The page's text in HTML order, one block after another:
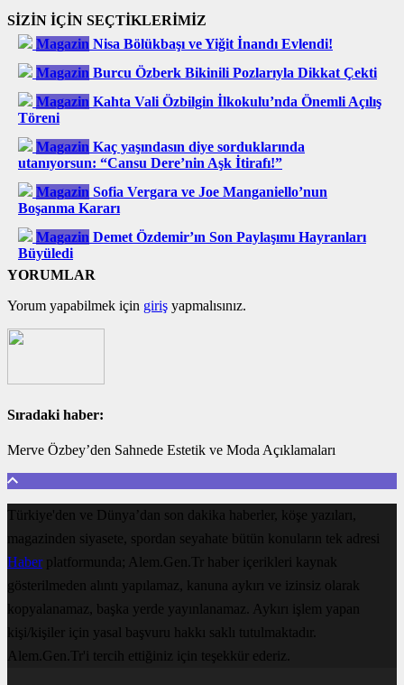
SİZİN İÇİN SEÇTİKLERİMİZ
Magazin Nisa Bölükbaşı ve Yiğit İnandı Evlendi!
Magazin Burcu Özberk Bikinili Pozlarıyla Dikkat Çekti
Magazin Kahta Vali Özbilgin İlkokulu’nda Önemli Açılış
Töreni
Magazin Kaç yaşındasın diye sorduklarında
utanıyorsun: “Cansu Dere’nin Aşk İtirafı!”
Magazin Sofia Vergara ve Joe Manganiello’nun
Boşanma Kararı
Magazin Demet Özdemir’ın Son Paylaşımı Hayranları
Büyüledi
YORUMLAR
Yorum yapabilmek için giriş yapmalısınız.
Sıradaki haber:
Merve Özbey’den Sahnede Estetik ve Moda Açıklamaları
Türkiye'den ve Dünya’dan son dakika haberler, köşe yazıları,
magazinden siyasete, spordan seyahate bütün konuların tek adresi
Haberplatformunda; Alem.Gen.Tr haber içerikleri kaynak
gösterilmeden alıntı yapılamaz, kanuna aykırı ve izinsiz olarak
kopyalanamaz, başka yerde yayınlanamaz. Aykırı işlem yapan
kişi/kişiler için yasal başvuru hakkı saklı tutulmaktadır.
Alem.Gen.Tr'i tercih ettiğiniz için teşekkür ederiz.